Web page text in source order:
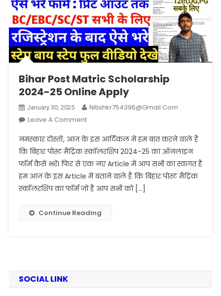
Bihar Post Matric Scholarship
2024-25 Online Apply
January 30, 2025
Nitishkr754396@gmail.com
Leave A CommentOn
Post
Matric
Scholarship
2024-
25
Apply
नमस्कार दोस्तों, आज के इस आर्टिकल में हम बात करने वाले हैं
कि बिहार पोस्ट मैट्रिक स्कॉलरशिप 2024-25 का ऑनलाइन
फॉर्म कैसे भरें। फिर से एक नए Article में आप सभी का स्वागत है
हम आज के इस Article में बताने वाले हैं कि बिहार पोस्ट मैट्रिक
स्कॉलरशिप का फॉर्म जो है आप सभी को […]
Continue Reading
SOCIAL LINK